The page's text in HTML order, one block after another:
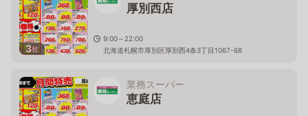
3枚
厚別西店
9:00～22:00
北海道札幌市厚別区厚別西4条3丁目1067-68
業務スーパー
恵庭店